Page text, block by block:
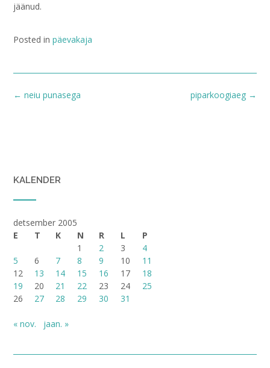
jäänud.
Posted in päevakaja
Post
piparkoogiaeg →
← neiu punasega
KALENDER
detsember 2005
E
T K N R L
P
1
2 3
4
5
6 7 8 9 10
11
12
13 14 15 16 17
18
19
20 21 22 23 24
25
26
27 28 29 30 31
« nov. jaan. »